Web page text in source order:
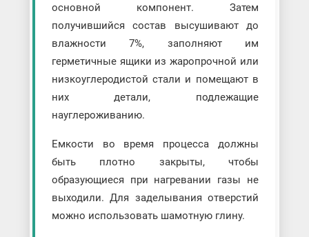
основной компонент. Затем
получившийся состав высушивают до
влажности 7%, заполняют им
герметичные ящики из жаропрочной или
низкоуглеродистой стали и помещают в
них детали, подлежащие
науглероживанию.
Емкости во время процесса должны
быть плотно закрыты, чтобы
образующиеся при нагревании газы не
выходили. Для заделывания отверстий
можно использовать шамотную глину.